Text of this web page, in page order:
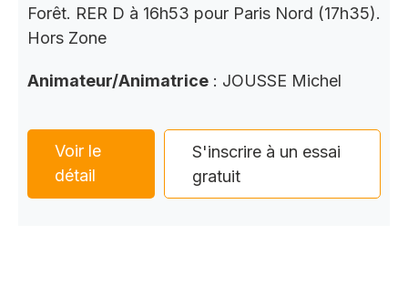
Forêt. RER D à 16h53 pour Paris Nord (17h35).
Hors Zone
Animateur/Animatrice : JOUSSE Michel
Voir le
détail
S'inscrire à un essai
gratuit